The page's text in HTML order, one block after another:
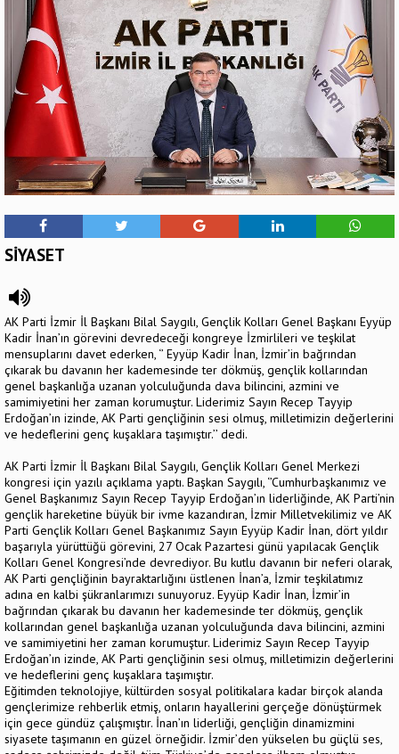
SİYASET
AK Parti İzmir İl Başkanı Bilal Saygılı, Gençlik Kolları Genel Başkanı Eyyüp
Kadir İnan’ın görevini devredeceği kongreye İzmirlileri ve teşkilat
mensuplarını davet ederken, ‘’ Eyyüp Kadir İnan, İzmir’in bağrından
çıkarak bu davanın her kademesinde ter dökmüş, gençlik kollarından
genel başkanlığa uzanan yolculuğunda dava bilincini, azmini ve
samimiyetini her zaman korumuştur. Liderimiz Sayın Recep Tayyip
Erdoğan’ın izinde, AK Parti gençliğinin sesi olmuş, milletimizin değerlerini
ve hedeflerini genç kuşaklara taşımıştır.’’ dedi.
AK Parti İzmir İl Başkanı Bilal Saygılı, Gençlik Kolları Genel Merkezi
kongresi için yazılı açıklama yaptı. Başkan Saygılı, ‘’Cumhurbaşkanımız ve
Genel Başkanımız Sayın Recep Tayyip Erdoğan’ın liderliğinde, AK Parti’nin
gençlik hareketine büyük bir ivme kazandıran, İzmir Milletvekilimiz ve AK
Parti Gençlik Kolları Genel Başkanımız Sayın Eyyüp Kadir İnan, dört yıldır
başarıyla yürüttüğü görevini, 27 Ocak Pazartesi günü yapılacak Gençlik
Kolları Genel Kongresi’nde devrediyor. Bu kutlu davanın bir neferi olarak,
AK Parti gençliğinin bayraktarlığını üstlenen İnan’a, İzmir teşkilatımız
adına en kalbi şükranlarımızı sunuyoruz. Eyyüp Kadir İnan, İzmir’in
bağrından çıkarak bu davanın her kademesinde ter dökmüş, gençlik
kollarından genel başkanlığa uzanan yolculuğunda dava bilincini, azmini
ve samimiyetini her zaman korumuştur. Liderimiz Sayın Recep Tayyip
Erdoğan’ın izinde, AK Parti gençliğinin sesi olmuş, milletimizin değerlerini
ve hedeflerini genç kuşaklara taşımıştır.
Eğitimden teknolojiye, kültürden sosyal politikalara kadar birçok alanda
gençlerimize rehberlik etmiş, onların hayallerini gerçeğe dönüştürmek
için gece gündüz çalışmıştır. İnan’ın liderliği, gençliğin dinamizmini
siyasete taşımanın en güzel örneğidir. İzmir’den yükselen bu güçlü ses,